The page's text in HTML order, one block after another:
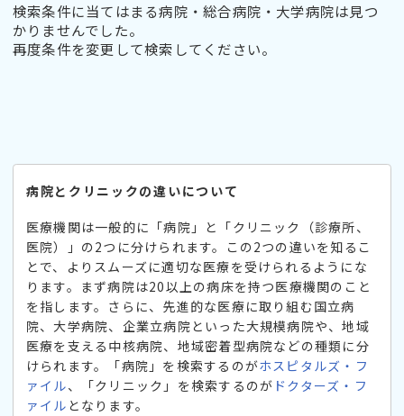
検索条件に当てはまる病院・総合病院・大学病院は見つ
かりませんでした。
再度条件を変更して検索してください。
病院とクリニックの違いについて
医療機関は一般的に「病院」と「クリニック（診療所、
医院）」の2つに分けられます。この2つの違いを知るこ
とで、よりスムーズに適切な医療を受けられるようにな
ります。まず病院は20以上の病床を持つ医療機関のこと
を指します。さらに、先進的な医療に取り組む国立病
院、大学病院、企業立病院といった大規模病院や、地域
医療を支える中核病院、地域密着型病院などの種類に分
けられます。「病院」を検索するのがホスピタルズ・フ
ァイル、「クリニック」を検索するのが ドクターズ・フ
ァイル となります。